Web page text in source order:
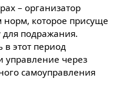
– организатор
норм, которое присуще
для подражания.
этот период
управление через
самоуправления